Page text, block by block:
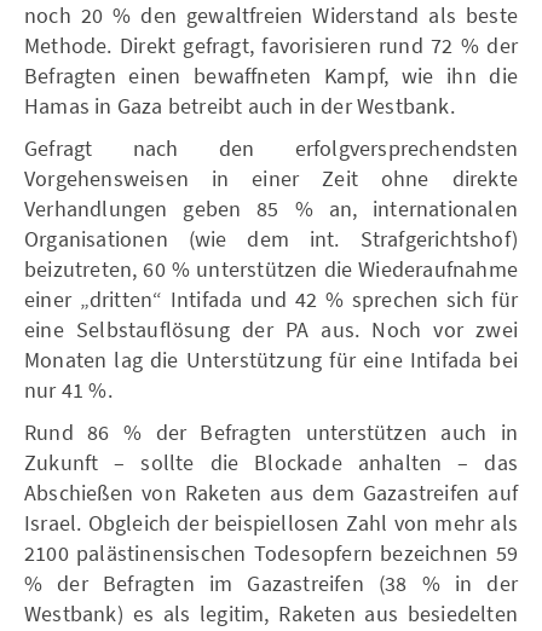
noch 20 % den gewaltfreien Widerstand als beste
Methode. Direkt gefragt, favorisieren rund 72 % der
Befragten einen bewaffneten Kampf, wie ihn die
Hamas in Gaza betreibt auch in der Westbank.
Gefragt nach den erfolgversprechendsten
Vorgehensweisen in einer Zeit ohne direkte
Verhandlungen geben 85 % an, internationalen
Organisationen (wie dem int. Strafgerichtshof)
beizutreten, 60 % unterstützen die Wiederaufnahme
einer „dritten“ Intifada und 42 % sprechen sich für
eine Selbstauflösung der PA aus. Noch vor zwei
Monaten lag die Unterstützung für eine Intifada bei
nur 41 %.
Rund 86 % der Befragten unterstützen auch in
Zukunft – sollte die Blockade anhalten – das
Abschießen von Raketen aus dem Gazastreifen auf
Israel. Obgleich der beispiellosen Zahl von mehr als
2100 palästinensischen Todesopfern bezeichnen 59
% der Befragten im Gazastreifen (38 % in der
Westbank) es als legitim, Raketen aus besiedelten